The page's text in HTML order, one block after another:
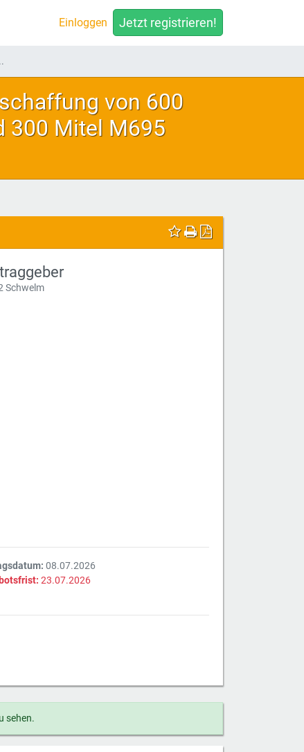
Einloggen Jetzt registrieren!
von 600
300 Mitel M695
Schwelm
08.07.2026
23.07.2026
sehen.